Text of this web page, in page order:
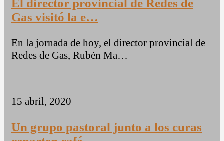
El director provincial de Redes de
Gas visitó la e…
En la jornada de hoy, el director provincial de
Redes de Gas, Rubén Ma…
15 abril, 2020
Un grupo pastoral junto a los curas